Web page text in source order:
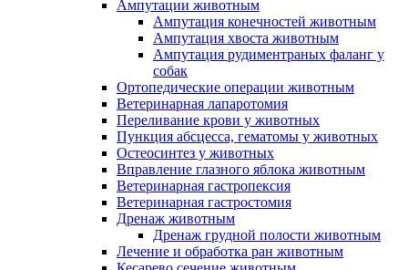
Ампутации животным
Ампутация конечностей животным
Ампутация хвоста животным
Ампутация рудиментраных фаланг у
собак
Ортопедические операции животным
Ветеринарная лапаротомия
Переливание крови у животных
Пункция абсцесса, гематомы у животных
Остеосинтез у животных
Вправление глазного яблока животным
Ветеринарная гастропексия
Ветеринарная гастростомия
Дренаж животным
Дренаж грудной полости животным
Лечение и обработка ран животным